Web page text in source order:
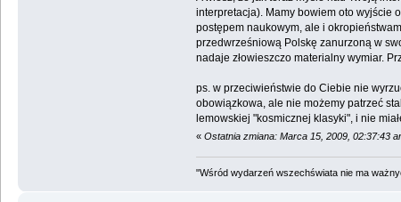
interpretacja). Mamy bowiem oto wyjście
postępem naukowym, ale i
przedwrześniową Polskę zanurzoną w
nadaje złowieszczo materialny wymiar.
ps. w przeciwieństwie do Ciebie nie
obowiązkowa, ale nie możemy patrzeć
lemowskiej "kosmicznej klasyki", i nie
« Ostatnia zmiana: Marca 15, 2009, 02:37:43
"Wśród wydarzeń wszechświata nie ma